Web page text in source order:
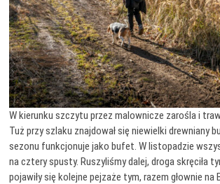
W kierunku szczytu przez malownicze zarośla i
Tuż przy szlaku znajdował się niewielki drewniany
sezonu funkcjonuje jako bufet. W listopadzie
na cztery spusty. Ruszyliśmy dalej, droga skręciła
pojawiły się kolejne pejzaże tym, razem głownie na